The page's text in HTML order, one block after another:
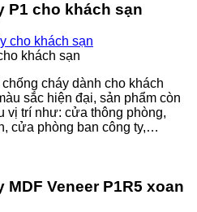
P1 cho khách sạn
khách sạn
cháy dành cho khách
sắc hiện đại, sản phẩm còn
vị trí như: cửa thông phòng,
cửa phòng ban công ty,…
Veneer P1R5 xoan